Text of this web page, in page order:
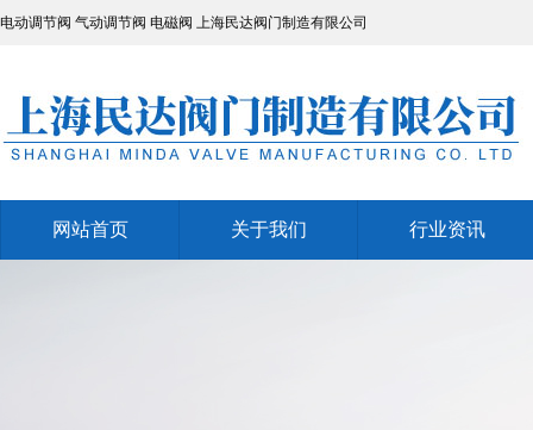
电动调节阀 气动调节阀 电磁阀 上海民达阀门制造有限公司
网站首页
网站首页 关于我们
行业资讯
行业资讯